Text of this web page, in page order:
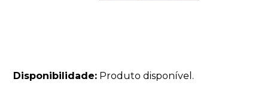
Disponibilidade: Produto disponível.